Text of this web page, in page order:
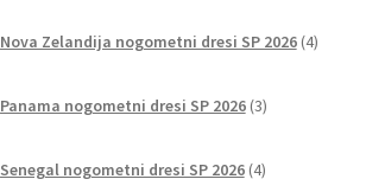
Nova Zelandija nogometni dresi SP 2026 4izdelki
Panama nogometni dresi SP 2026 3izdelki
Senegal nogometni dresi SP 2026 4izdelki